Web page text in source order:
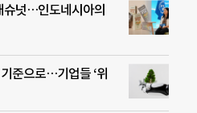
슈넛…인도네시아의
준으로…기업들 ‘위